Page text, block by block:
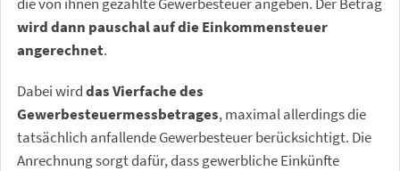
die von ihnen gezahlte Gewerbesteuer angeben. Der Betrag
wird dann pauschal auf die Einkommensteuer
angerechnet.
Dabei wirddas Vierfache des
Gewerbesteuermessbetrages, maximal allerdings die
tatsächlich anfallende Gewerbesteuer berücksichtigt. Die
Anrechnung sorgt dafür, dass gewerbliche Einkünfte